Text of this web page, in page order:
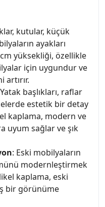
kutular, küçük
ayakları
yüksekliği, özellikle
için uygundur ve
artırır.
başlıkları, raflar
estetik bir detay
kaplama, modern ve
uyum sağlar ve şık
: Eski mobilyaların
modernleştirmek
kaplama, eski
bir görünüme